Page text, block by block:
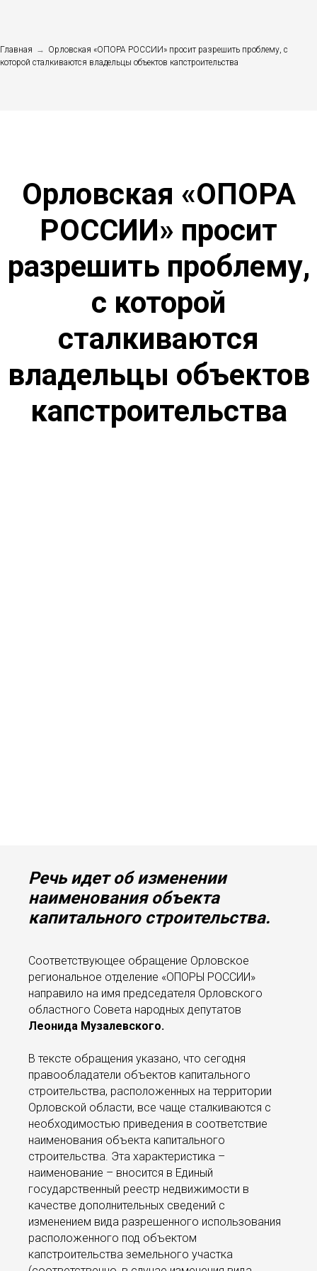
Главная → Орловская «ОПОРА РОССИИ» просит разрешить проблему, с
которой сталкиваются владельцы объектов капстроительства
Орловская «ОПОРА
РОССИИ» просит
разрешить проблему,
с которой
сталкиваются
владельцы объектов
капстроительства
Речь идет об изменении
наименования объекта
капитального строительства.
Соответствующее обращение Орловское
региональное отделение «ОПОРЫ РОССИИ»
направило на имя председателя Орловского
областного Совета народных депутатов
Леонида Музалевского.
В тексте обращения указано, что сегодня
правообладатели объектов капитального
строительства, расположенных на территории
Орловской области, все чаще сталкиваются с
необходимостью приведения в соответствие
наименования объекта капитального
строительства. Эта характеристика –
наименование – вносится в Единый
государственный реестр недвижимости в
качестве дополнительных сведений с
изменением вида разрешенного использования
расположенного под объектом
капстроительства земельного участка